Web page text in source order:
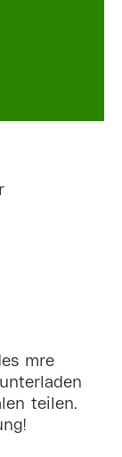
mre
teilen.